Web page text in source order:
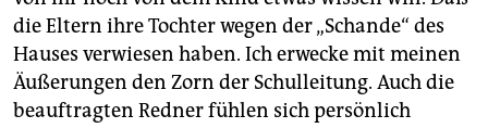
die Eltern ihre Tochter wegen der „Schande“ des
Hauses verwiesen haben. Ich erwecke mit meinen
Äußerungen den Zorn der Schulleitung. Auch die
beauftragten Redner fühlen sich persönlich